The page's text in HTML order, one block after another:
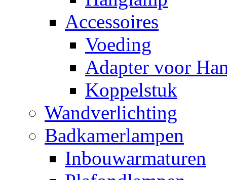
Accessoires
Voeding
Adapter voor
Koppelstuk
Wandverlichting
Badkamerlampen
Inbouwarmaturen